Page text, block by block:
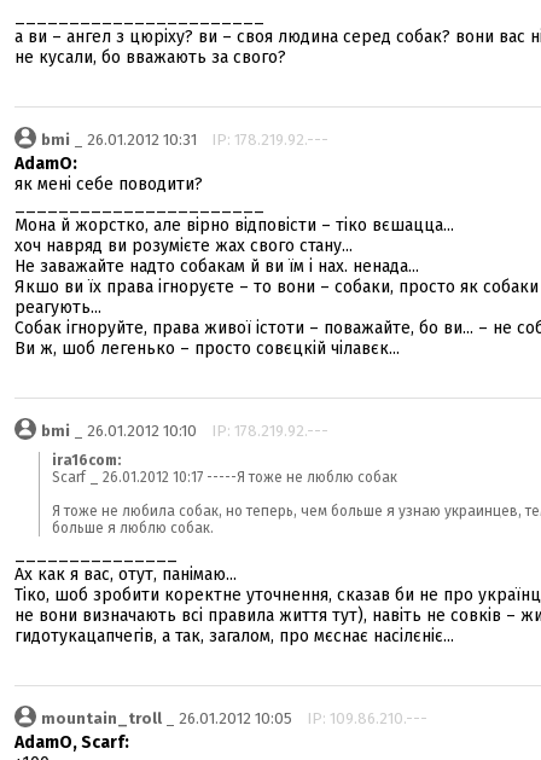
а ви – ангел з цюріху? ви – своя людина серед собак? вони вас
не кусали, бо вважають за свого?
bmi _ 26.01.2012 10:31 IP: 178.219.92.---
AdamO:
як мені себе поводити?
Мона й жорстко, але вірно відповісти – тіко вєшацца...
хоч навряд ви розумієте жах свого стану...
Не заважайте надто собакам й ви їм і нах. ненада...
Якшо ви їх права ігноруєте – то вони – собаки, просто як
реагують...
Собак ігноруйте, права живої істоти – поважайте, бо ви... – не
Ви ж, шоб легенько – просто совєцкій чілавєк...
bmi _ 26.01.2012 10:10 IP: 178.219.92.---
ira16com:
Scarf _ 26.01.2012 10:17 -----Я тоже не люблю собак
Я тоже не любила собак, но теперь, чем больше я узнаю украинцев,
больше я люблю собак.
Ах как я вас, отут, панімаю...
Тіко, шоб зробити коректне уточнення, сказав би не про
не вони визначають всі правила життя тут), навіть не совків –
гидотукацапчегів, а так, загалом, про мєснає насілєніє...
mountain_troll _ 26.01.2012 10:05 IP: 109.86.210.---
AdamO, Scarf: